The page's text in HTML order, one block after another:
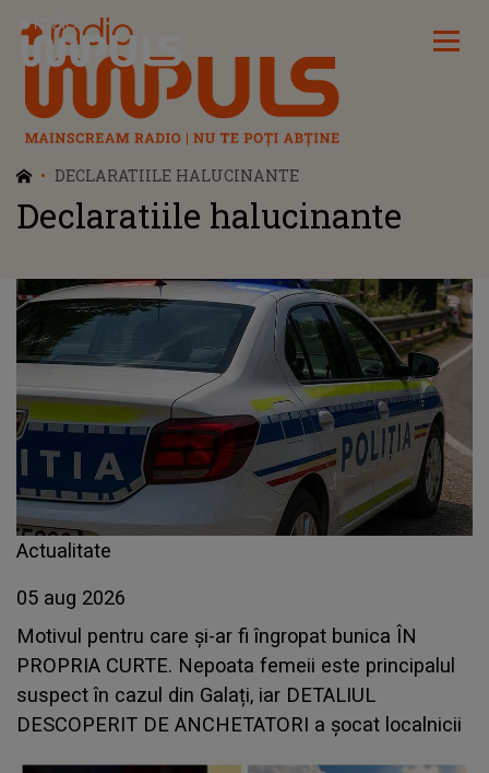
Radio Impuls
DECLARATIILE HALUCINANTE
Declaratiile halucinante
Actualitate
05 aug 2026
Motivul pentru care și-ar fi îngropat bunica ÎN
PROPRIA CURTE. Nepoata femeii este principalul
suspect în cazul din Galați, iar DETALIUL
DESCOPERIT DE ANCHETATORI a șocat localnicii